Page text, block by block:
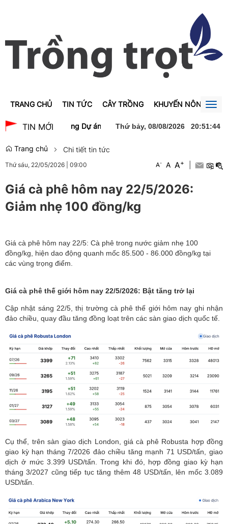
TRANG CHỦ TIN TỨC CÂY TRỒNG KHUYẾN NÔNG
TIN MỚI
dự lễ khởi công Dự án xây dựng Trường Trung học phổ thông
Thứ bảy, 08/08/2026 20:51:44
Trang chủ Chi tiết tin tức
Thứ sáu, 22/05/2026 09:00 A- A A+
Giá cà phê hôm nay 22/5/2026:
Giảm nhẹ 100 đồng/kg
Giá cà phê hôm nay 22/5: Cà phê trong nước giảm nhẹ 100
đồng/kg, hiện dao động quanh mốc 85.500 - 86.000 đồng/kg tại
các vùng trọng điểm.
Giá cà phê thế giới hôm nay 22/5/2026: Bật tăng trở lại
Cập nhật sáng 22/5,thị trường cà phê thế giới hôm nay ghi nhận
đảo chiều, quay đầu tăng đồng loạt trên các sàn giao dịch quốc tế.
Cụ thể, trên sàn giao dịch London, giá cà phê Robusta hợp đồng
giao kỳ hạn tháng 7/2026 đảo chiều tăng mạnh 71 USD/tấn, giao
dịch ở mức 3.399 USD/tấn. Trong khi đó, hợp đồng giao kỳ hạn
tháng 3/2027 cũng tiếp tục tăng thêm 48 USD/tấn, lên mốc 3.089
USD/tấn.